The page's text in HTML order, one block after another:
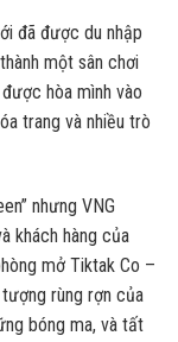
đã được du nhập
một sân chơi
hòa mình vào
trang và nhiều trò
nhưng VNG
khách hàng của
mở Tiktak Co –
rùng rợn của
bóng ma, và tất